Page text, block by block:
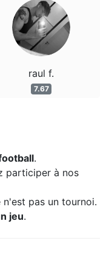
raul f.
7.67
.
participer à nos
pas un tournoi.
jeu.